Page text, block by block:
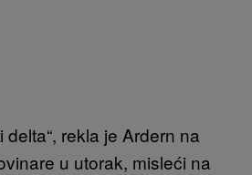
delta“, rekla je Ardern na
u utorak, misleći na